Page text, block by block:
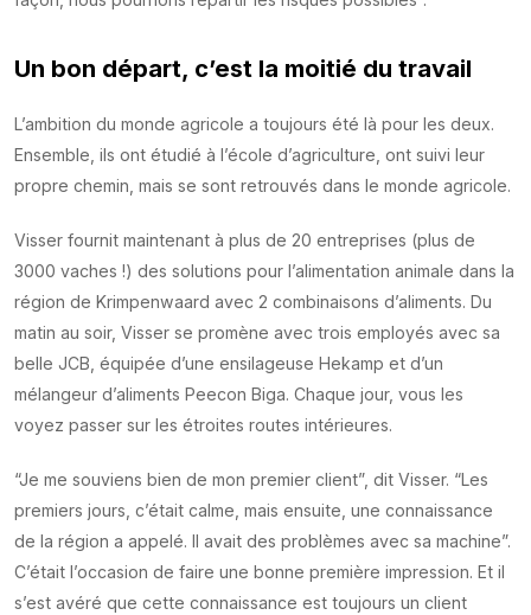
Un bon départ, c’est la moitié du travail
L’ambition du monde agricole a toujours été là pour les deux.
Ensemble, ils ont étudié à l’école d’agriculture, ont suivi leur
propre chemin, mais se sont retrouvés dans le monde agricole.
Visser fournit maintenant à plus de 20 entreprises (plus de
3000 vaches !) des solutions pour l’alimentation animale dans la
région de Krimpenwaard avec 2 combinaisons d’aliments. Du
matin au soir, Visser se promène avec trois employés avec sa
belle JCB, équipée d’une ensilageuse Hekamp et d’un
mélangeur d’aliments Peecon Biga. Chaque jour, vous les
voyez passer sur les étroites routes intérieures.
“Je me souviens bien de mon premier client”, dit Visser. “Les
premiers jours, c’était calme, mais ensuite, une connaissance
de la région a appelé. Il avait des problèmes avec sa machine”.
C’était l’occasion de faire une bonne première impression. Et il
s’est avéré que cette connaissance est toujours un client